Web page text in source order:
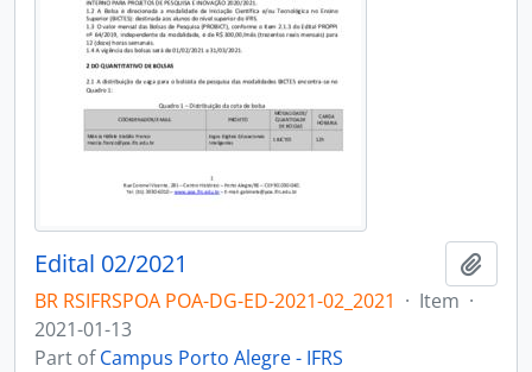
Edital 02/2021
BR RSIFRSPOA POA-DG-ED-2021-02_2021 · Item ·
2021-01-13
Part ofCampus Porto Alegre - IFRS